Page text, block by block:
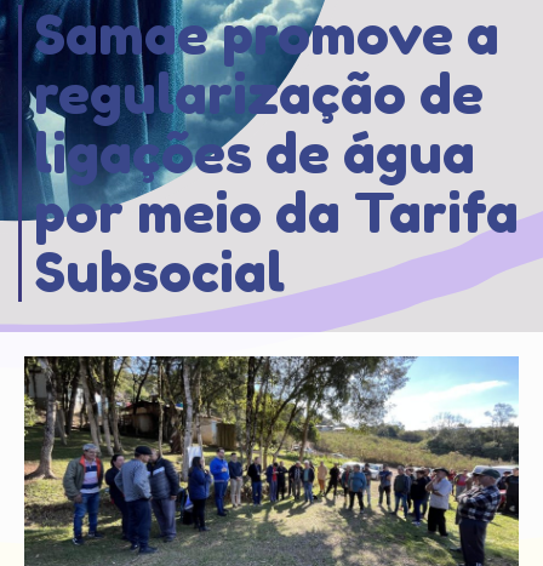
Samae promove a
regularização de
ligações de água
por meio da Tarifa
Subsocial